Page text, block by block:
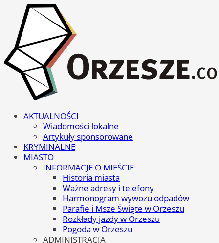
AKTUALNOŚCI
Wiadomości lokalne
Artykuły sponsorowane
KRYMINALNE
MIASTO
INFORMACJE O MIEŚCIE
Historia miasta
Ważne adresy i telefony
Harmonogram wywozu odpadów
Parafie i Msze Święte w Orzeszu
Rozkłady jazdy w Orzeszu
Pogoda w Orzeszu
ADMINISTRACJA